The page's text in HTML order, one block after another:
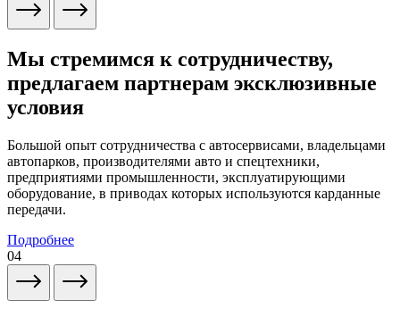
Мы стремимся к сотрудничеству,
предлагаем партнерам эксклюзивные
условия
Большой опыт сотрудничества с автосервисами, владельцами
автопарков, производителями авто и спецтехники,
предприятиями промышленности, эксплуатирующими
оборудование, в приводах которых используются карданные
передачи.
Подробнее
04